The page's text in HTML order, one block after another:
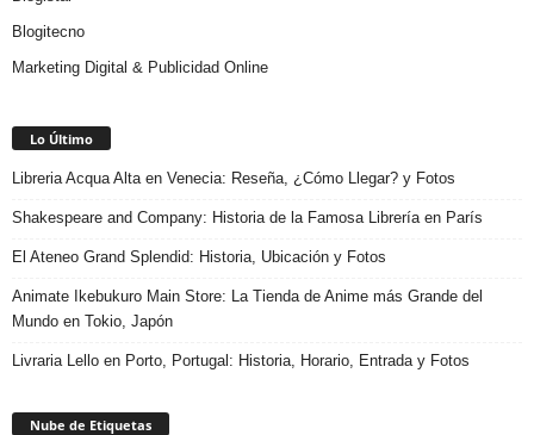
Blogitecno
Marketing Digital & Publicidad Online
Lo Último
Libreria Acqua Alta en Venecia: Reseña, ¿Cómo Llegar? y Fotos
Shakespeare and Company: Historia de la Famosa Librería en París
El Ateneo Grand Splendid: Historia, Ubicación y Fotos
Animate Ikebukuro Main Store: La Tienda de Anime más Grande del
Mundo en Tokio, Japón
Livraria Lello en Porto, Portugal: Historia, Horario, Entrada y Fotos
Nube de Etiquetas